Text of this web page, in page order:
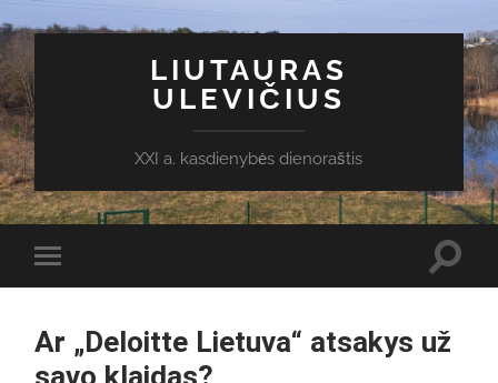
LIUTAURAS
ULEVIČIUS
XXI a. kasdienybės dienoraštis
Toggle
mobile
Ar „Deloitte Lietuva“ atsakys už
savo klaidas?